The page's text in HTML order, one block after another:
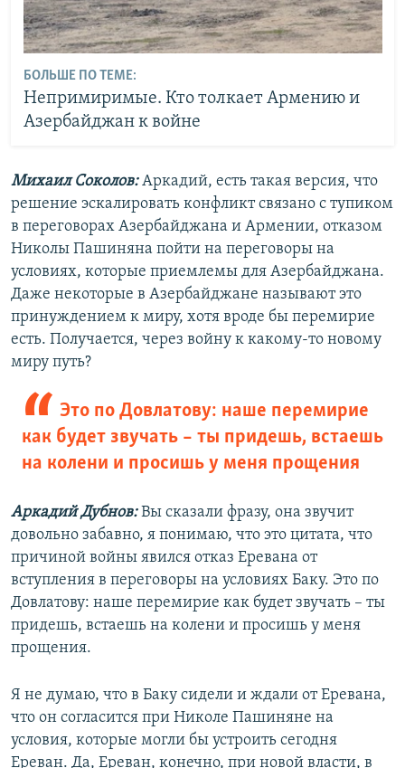
БОЛЬШЕ ПО ТЕМЕ:
Непримиримые. Кто толкает Армению и
Азербайджан к войне
Михаил Соколов:Аркадий, есть такая версия, что
решение эскалировать конфликт связано с тупиком
в переговорах Азербайджана и Армении, отказом
Николы Пашиняна пойти на переговоры на
условиях, которые приемлемы для Азербайджана.
Даже некоторые в Азербайджане называют это
принуждением к миру, хотя вроде бы перемирие
есть. Получается, через войну к какому-то новому
миру путь?
Это по Довлатову: наше перемирие
как будет звучать – ты придешь, встаешь
на колени и просишь у меня прощения
Аркадий Дубнов:Вы сказали фразу, она звучит
довольно забавно, я понимаю, что это цитата, что
причиной войны явился отказ Еревана от
вступления в переговоры на условиях Баку. Это по
Довлатову: наше перемирие как будет звучать – ты
придешь, встаешь на колени и просишь у меня
прощения.
Я не думаю, что в Баку сидели и ждали от Еревана,
что он согласится при Николе Пашиняне на
условия, которые могли бы устроить сегодня
Ереван. Да, Ереван, конечно, при новой власти, в